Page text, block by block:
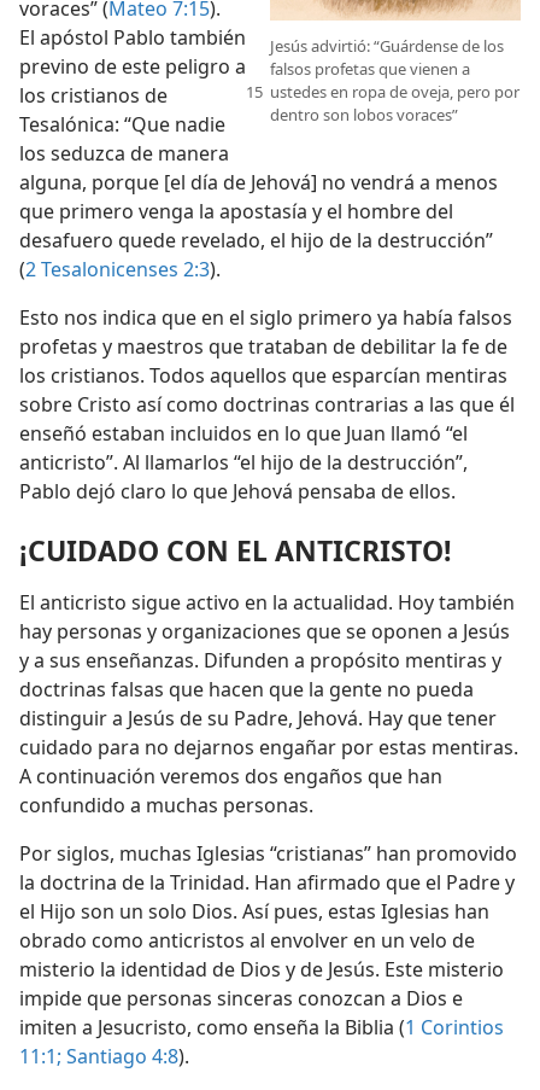
Jesús advirtió: “Guárdense de los
falsos profetas que vienen a
ustedes en ropa de oveja, pero por
dentro son lobos voraces”
voraces” (Mateo 7:15).
El apóstol Pablo también
previno de este peligro a
los cristianos de
Tesalónica: “Que nadie
los seduzca de manera
alguna, porque [el día de Jehová] no vendrá a menos
que primero venga la apostasía y el hombre del
desafuero quede revelado, el hijo de la destrucción”
(2 Tesalonicenses 2:3).
Esto nos indica que en el siglo primero ya había falsos
profetas y maestros que trataban de debilitar la fe de
los cristianos. Todos aquellos que esparcían mentiras
sobre Cristo así como doctrinas contrarias a las que él
enseñó estaban incluidos en lo que Juan llamó “el
anticristo”. Al llamarlos “el hijo de la destrucción”,
Pablo dejó claro lo que Jehová pensaba de ellos.
¡CUIDADO CON EL ANTICRISTO!
El anticristo sigue activo en la actualidad. Hoy también
hay personas y organizaciones que se oponen a Jesús
y a sus enseñanzas. Difunden a propósito mentiras y
doctrinas falsas que hacen que la gente no pueda
distinguir a Jesús de su Padre, Jehová. Hay que tener
cuidado para no dejarnos engañar por estas mentiras.
A continuación veremos dos engaños que han
confundido a muchas personas.
Por siglos, muchas Iglesias “cristianas” han promovido
la doctrina de la Trinidad. Han afirmado que el Padre y
el Hijo son un solo Dios. Así pues, estas Iglesias han
obrado como anticristos al envolver en un velo de
misterio la identidad de Dios y de Jesús. Este misterio
impide que personas sinceras conozcan a Dios e
imiten a Jesucristo, como enseña la Biblia (1 Corintios
11:1; Santiago 4:8).